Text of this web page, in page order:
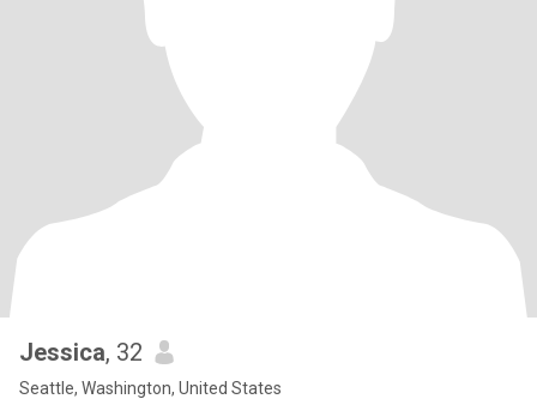
Jessica, 32
Seattle, Washington, United States